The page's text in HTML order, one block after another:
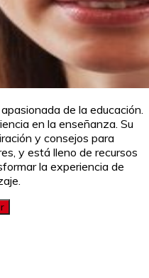
de la educación.
en la enseñanza. Su
y consejos para
y está lleno de recursos
la experiencia de